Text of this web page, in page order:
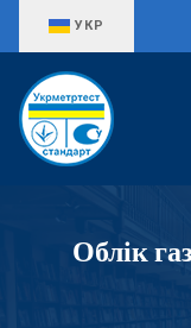
УКР
Облік